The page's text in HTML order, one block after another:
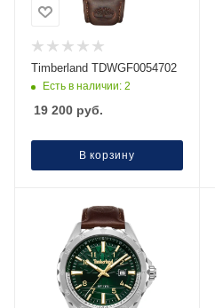
Timberland TDWGF0054702
Есть в наличии: 2
19 200 руб.
В корзину